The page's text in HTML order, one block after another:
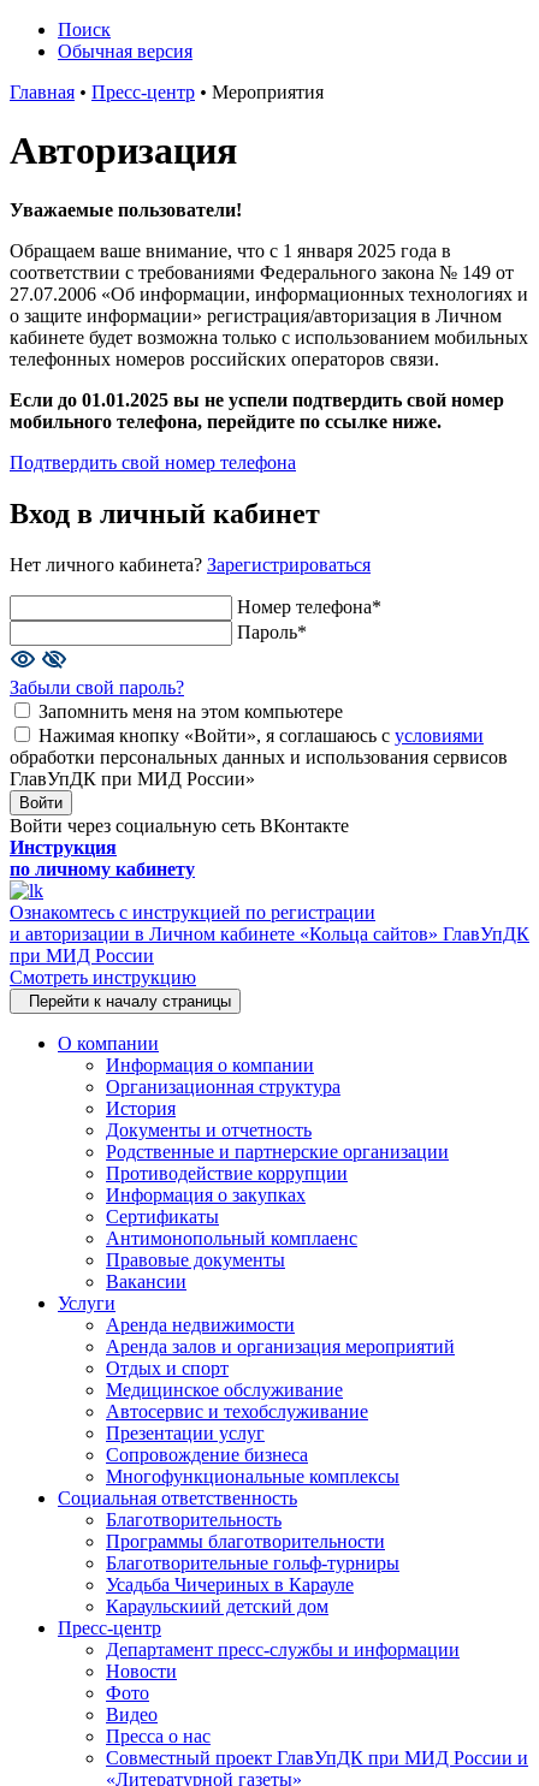
Поиск
Обычная версия
Главная • Пресс-центр • Мероприятия
Авторизация
Уважаемые пользователи!
Обращаем ваше внимание, что с 1 января 2025 года в
соответствии с требованиями Федерального закона № 149 от
27.07.2006 «Об информации, информационных технологиях и
о защите информации» регистрация/авторизация в Личном
кабинете будет возможна только с использованием мобильных
телефонных номеров российских операторов связи.
Если до 01.01.2025 вы не успели подтвердить свой номер
мобильного телефона, перейдите по ссылке ниже.
Подтвердить свой номер телефона
Вход в личный кабинет
Нет личного кабинета? Зарегистрироваться
Номер телефона*
Пароль*
Забыли свой пароль?
Запомнить меня на этом компьютере
Нажимая кнопку «Войти», я соглашаюсь с условиями
обработки персональных данных и использования сервисов
ГлавУпДК при МИД России»
Войти
Войти через социальную сеть ВКонтакте
Инструкция
по личному кабинету
Ознакомтесь с инструкцией по регистрации
и авторизации в Личном кабинете «Кольца сайтов» ГлавУпДК
при МИД России
Смотреть инструкцию
Перейти к началу страницы
О компании
Информация о компании
Организационная структура
История
Документы и отчетность
Родственные и партнерские организации
Противодействие коррупции
Информация о закупках
Сертификаты
Антимонопольный комплаенс
Правовые документы
Вакансии
Услуги
Аренда недвижимости
Аренда залов и организация мероприятий
Отдых и спорт
Медицинское обслуживание
Автосервис и техобслуживание
Презентации услуг
Сопровождение бизнеса
Многофункциональные комплексы
Социальная ответственность
Благотворительность
Программы благотворительности
Благотворительные гольф-турниры
Усадьба Чичериных в Карауле
Караульскиий детский дом
Пресс-центр
Департамент пресс-службы и информации
Новости
Фото
Видео
Пресса о нас
Совместный проект ГлавУпДК при МИД России и
«Литературной газеты»